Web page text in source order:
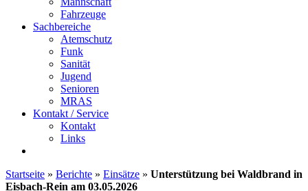
Fahrzeuge
Sachbereiche
Atemschutz
Funk
Sanität
Jugend
Senioren
MRAS
Kontakt / Service
Kontakt
Links
Startseite » Berichte » Einsätze » Unterstützung bei Waldbrand in
Eisbach-Rein am 03.05.2026